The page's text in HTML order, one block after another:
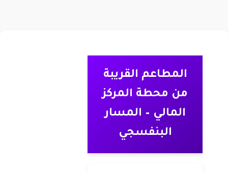
المطاعم القريبة
من محطة المركز
المالي – المسار
البنفسجي